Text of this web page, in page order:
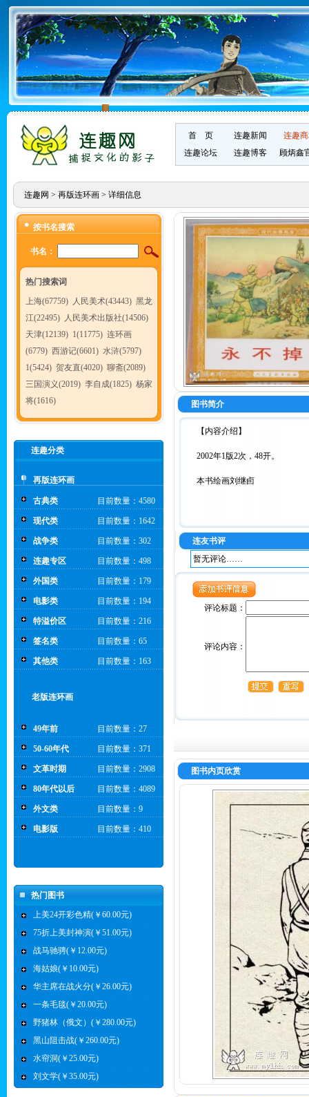
首 页 连趣新闻
连趣
连趣论坛
连趣博客 顾炳鑫
连趣网 > 再版连环画> 详细信息
按书名搜索
书名：
热门搜索词
上海(67759) 人民美术(43443) 黑龙
江(22495) 人民美术出版社(14506)
天津(12139) 1(11775) 连环画
(6779) 西游记(6601) 水浒(5797)
1(5424) 贺友直(4020) 聊斋(2089)
三国演义(2019) 李自成(1825) 杨家
将(1616)
连趣分类
再版连环画
古典类 目前数量：4580
现代类 目前数量：1642
战争类 目前数量：302
连趣专区 目前数量：498
外国类 目前数量：179
电影类 目前数量：194
特溢价区 目前数量：216
签名类 目前数量：65
其他类 目前数量：163
老版连环画
49年前 目前数量：27
50-60年代 目前数量：371
文革时期 目前数量：2908
80年代以后 目前数量：4089
外文类 目前数量：9
电影版 目前数量：410
热门图书
上美24开彩色精(￥60.00元)
75折上美封神演(￥51.00元)
战马驰骋(￥12.00元)
海姑娘(￥10.00元)
华主席在战火分(￥26.00元)
一条毛毯(￥20.00元)
野猪林（俄文）(￥280.00元)
黑山阻击战(￥260.00元)
水帘洞(￥25.00元)
刘文学(￥35.00元)
图书简介
【内容介绍】
2002年1版2次，48开。
本书绘画刘继卣
连友书评
暂无评论……
评论标题：
评论内容：
图书内页欣赏